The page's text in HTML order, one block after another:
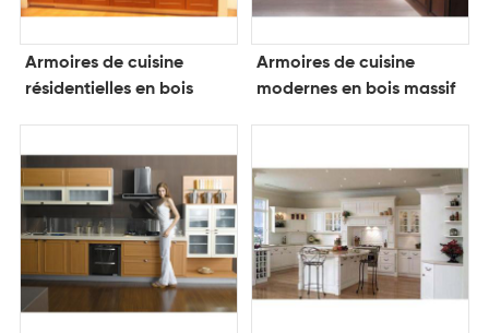
Armoires de cuisine
résidentielles en bois
Armoires de cuisine
modernes en bois massif